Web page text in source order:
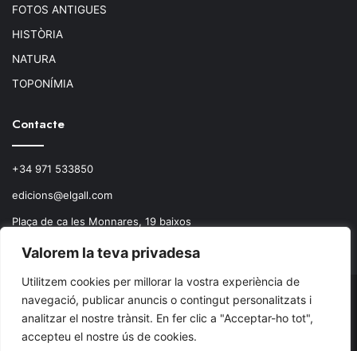
Valorem la teva privadesa
Utilitzem cookies per millorar la vostra experiència de
navegació, publicar anuncis o contingut personalitzats i
analitzar el nostre trànsit. En fer clic a "Acceptar-ho tot",
accepteu el nostre ús de cookies.
FOTOS ANTIGUES
HISTÒRIA
NATURA
TOPONÍMIA
Contacte
+34 971 533850
edicions@elgall.com
Plaça de ca les Monnares, 19 baixos
© Copyright 2026, Todos los derechos reservados.
Facebook
X